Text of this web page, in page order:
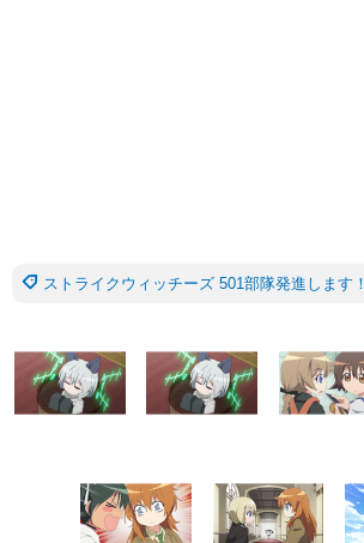
ストライクウィッチーズ 501部隊発進します！